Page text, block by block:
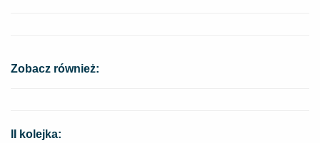
Zobacz również:
II kolejka: